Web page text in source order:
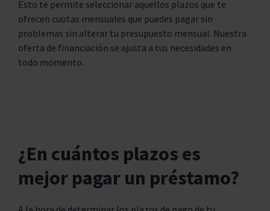
Esto te permite seleccionar aquellos plazos que te
ofrecen cuotas mensuales que puedes pagar sin
problemas sin alterar tu presupuesto mensual. Nuestra
oferta de financiación se ajusta a tus necesidades en
todo momento.
¿En cuántos plazos es
mejor pagar un préstamo?